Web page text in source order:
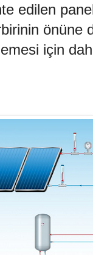
edilen
önüne
için